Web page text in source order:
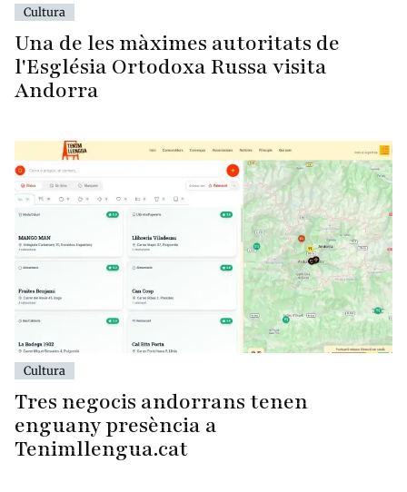
Cultura
Una de les màximes autoritats de
l'Església Ortodoxa Russa visita
Andorra
Cultura
Tres negocis andorrans tenen
enguany presència a
Tenimllengua.cat